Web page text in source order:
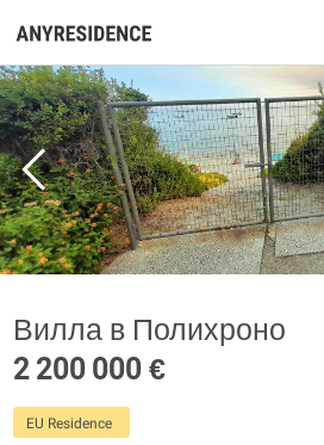
Вилла в Полихроно
2 200 000 €
EU Residence